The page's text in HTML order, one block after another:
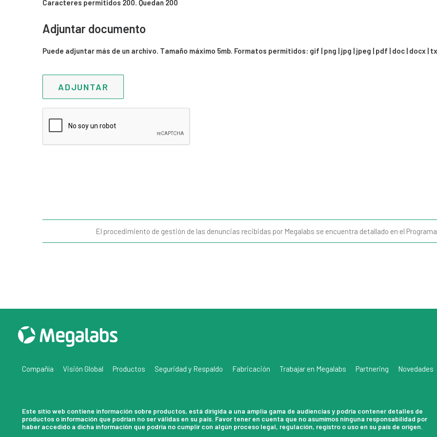
Caracteres permitidos 200. Quedan 200
Adjuntar documento
Puede adjuntar más de un archivo. Tamaño máximo 5mb. Formatos permitidos: gif | png | jpg | jpeg | pdf | doc | docx |
El procedimiento de gestión de las denuncias recibidas por Megalabs se encuentra detallado en el
Compañía Visión Global Productos Seguridad y Respaldo Fabricación Trabajar en Megalabs Partnering Novedades
Este sitio web contiene información sobre productos, está dirigida a una amplia gama de audiencias y podría contener detalles de
productos o información que podrían no ser válidas en su país. Favor tener en cuenta que no asumimos ninguna responsabilidad por
haber accedido a dicha información que podría no cumplir con algún proceso legal, regulación, registro o uso en su país de origen.